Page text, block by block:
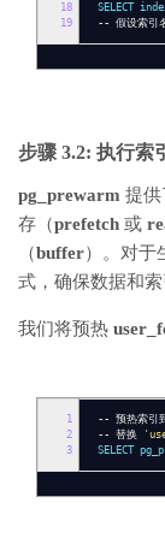
18
19
SELECT
-- 假设索引
步骤 3.2: 执行索
pg_prewarm 提供
存（prefetch 或
（buffer）。对于
式，确保数据和索
我们将预热
1
2
3
-- 预热索引
-- 替换
SELECT